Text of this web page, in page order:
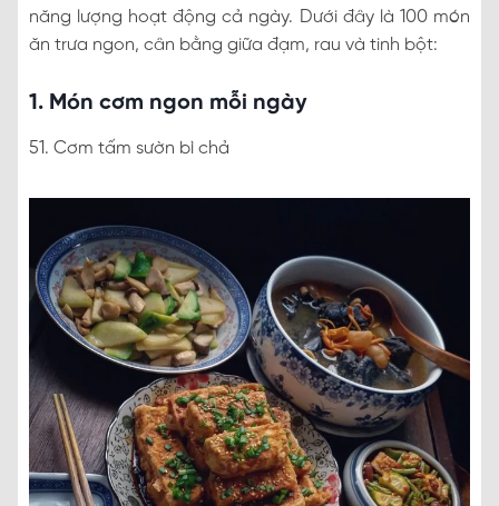
năng lượng hoạt động cả ngày. Dưới đây là 100 món
ăn trưa ngon, cân bằng giữa đạm, rau và tinh bột:
1. Món cơm ngon mỗi ngày
51. Cơm tấm sườn bì chả